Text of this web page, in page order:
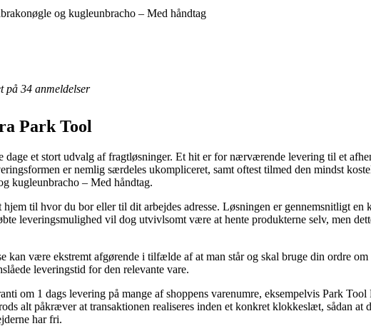
og kugleunbracho – Med håndtag
på 34 anmeldelser
Park Tool
et stort udvalg af fragtløsninger. Et hit er for nærværende levering til et
er nemlig særdeles ukompliceret, samt oftest tilmed den mindst
kugleunbracho – Med håndtag.
til hvor du bor eller til dit arbejdes adresse. Løsningen er gennemsnitligt en
leveringsmulighed vil dog utvivlsomt være at hente produkterne selv, men
kan være ekstremt afgørende i tilfælde af at man står og skal bruge din ordre
leveringstid for den relevante vare.
om 1 dags levering på mange af shoppens varenumre, eksempelvis Park
alt påkræver at transaktionen realiseres inden et konkret klokkeslæt, sådan at
har fri.